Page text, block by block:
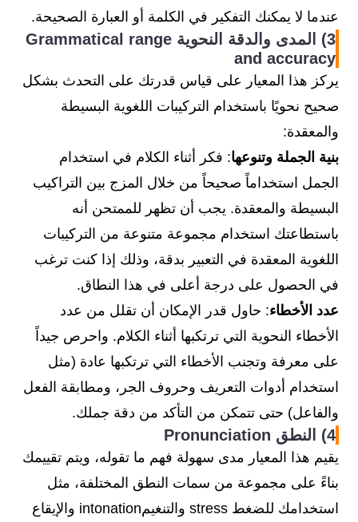
عندما لا يمكنك التفكير في الكلمة أو العبارة الصحيحة.
3) المدى والدقة النحوية Grammatical range
and accuracy
يركز هذا المعيار على قياس قدرتك على التحدث بشكل
صحيح نحويًا باستخدام التركيبات اللغوية البسيطة
والمعقدة:
بنية الجملة وتنوعها: فكر أثناء الكلام في استخدام
الجمل استخداماً صحيحاً من خلال المزج بين التراكيب
البسيطة والمعقدة. يجب أن تظهر للممتحن أنه
باستطاعتك استخدام مجموعة متنوعة من التركيبات
اللغوية المعقدة في التعبير بدقة، وذلك إذا كنت ترغب
في الحصول على درجة أعلى في هذا النطاق.
عدد الأخطاء: حاول قدر الإمكان أن تقلل من عدد
الأخطاء النحوية التي ترتكبها أثناء الكلام. واحرص جيداً
على معرفة وتجنب الأخطاء التي ترتكبها عادة (مثل
استخدام أدوات التعريف وحروف الجر، ومطابقة الفعل
والفاعل) حتى تتمكن من التأكد من دقة جملك.
4) النطق Pronunciation
يقيم هذا المعيار مدى سهولة فهم ما تقوله، ويتم تقييمك
بناءً على مجموعة من سمات النطق المختلفة، مثل
استخدامك للضغط stress والتنغيمintonation والإيقاع